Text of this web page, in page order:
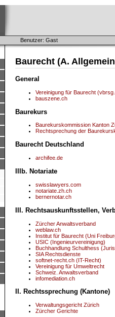
Benutzer: Gast
Baurecht (A.
General
Vereinigung für Baurecht
bauszene.ch
Baurekurs
Baurekurskommission Kanton
Rechtsprechung der
Baurecht Deutschland
archifee.de
IIIb. Notariate
swisslawyers.com
notariate.zh.ch
bernernotar.ch
III. Rechtsauskunftsstellen,
Zürcher Anwaltsverband
weblaw.ch
Institut für Baurecht (Uni
USIC (Ingenieurvereinigung)
Buchhandlung Schulthess
SIA Rechtsdienste
softnet-recht.ch (IT-Recht)
Vereinigung für Umweltrecht
Schweiz. Anwaltsverband
infomediation.ch
II. Rechtssprechung (Kantone)
Verwaltungsgericht Zürich
Zürcher Gerichte